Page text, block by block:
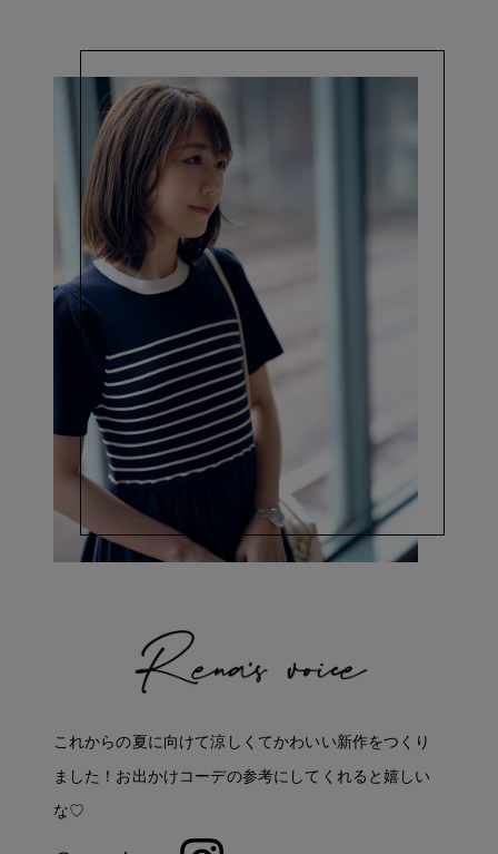
これからの夏に向けて涼しくてかわいい新作をつくり
ました！お出かけコーデの参考にしてくれると嬉しい
な♡